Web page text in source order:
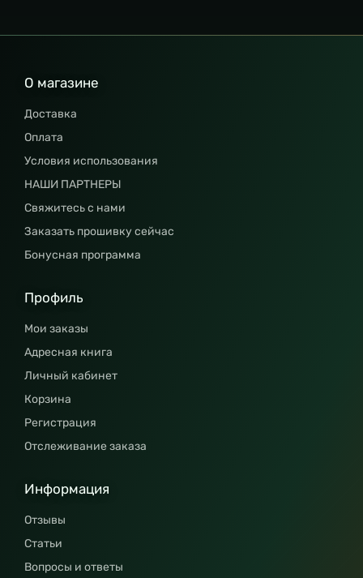
О магазине
Доставка
Оплата
Условия использования
НАШИ ПАРТНЕРЫ
Свяжитесь с нами
Заказать прошивку сейчас
Бонусная программа
Профиль
Мои заказы
Адресная книга
Личный кабинет
Корзина
Регистрация
Отслеживание заказа
Информация
Отзывы
Статьи
Вопросы и ответы